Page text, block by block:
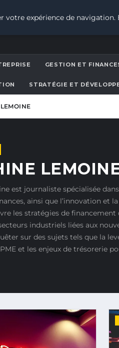
GESTION ET
STRATÉGIE ET
est journaliste spécialisée
ainsi que l’innovation et
les stratégies de financement
industriels liées aux
sur des sujets tels que la
et les enjeux de trésorerie
votre expérience de